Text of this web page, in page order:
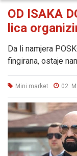
OD ISAKA
lica
Da li namjera
fingirana, ostaje
Mini market 02.